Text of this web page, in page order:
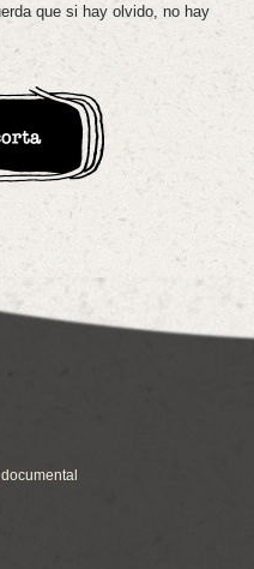
que si hay olvido, no hay